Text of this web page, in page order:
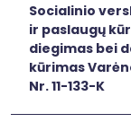
Socialinio
ir paslaugų
diegimas bei
kūrimas
Nr. 11-133-K